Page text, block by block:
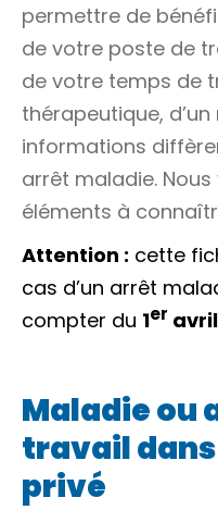
permettre de
de votre poste de
de votre temps de
thérapeutique,
informations
arrêt maladie.
éléments à
Attention : cette
cas d’un arrêt
compter du 1er
Maladie ou
travail
privé